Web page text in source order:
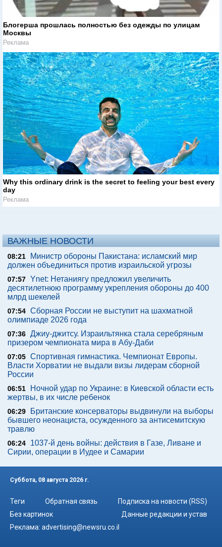
Блогерша прошлась полностью без одежды по улицам
Москвы
Реклама
Why this ordinary drink is the secret to feeling your best every
day
Реклама
ВАЖНЫЕ НОВОСТИ
08:21
Министр обороны Пакистана: исламский мир
должен объединиться против израильской угрозы
07:57 Ynet: Нетаниягу предложил увеличить
десятилетнюю программу укрепления обороны до 400
млрд шекелей
07:54 Сборная России не выступит на шахматной
олимпиаде 2026 года
07:36 Джиу-джитсу. Израильтянка стала серебряным
призером чемпионата мира в Абу-Даби
07:05 Спортивная гимнастика. Чемпионат Европы.
Власти Хорватии не выдали визы лидерам сборной
России
06:51
Ночной удар по Украине: в Киевской области есть
жертвы, в их числе ребенок
06:29
Британские консерваторы выдвинули на выборы
бывшего неонациста, осужденного за антисемитскую
травлю
06:24
1037-й день войны: действия в Газе, Ливане и
Сирии, операции в Иудее и Самарии
Суббота, 08 августа 2026 г.
Теги Обратная связь
Подписка на новости (RSS)
Без картинок
Данные редакции и устав
Реклама: advertising@newsru.co.il